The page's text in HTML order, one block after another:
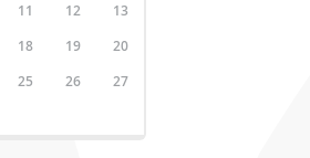
11 12
13
18 19
20
25 26
27